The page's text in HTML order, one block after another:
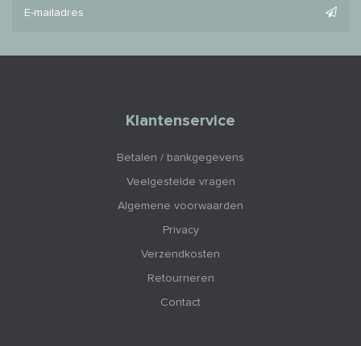
Klantenservice
Betalen / bankgegevens
Veelgestelde vragen
Algemene voorwaarden
Privacy
Verzendkosten
Retourneren
Contact